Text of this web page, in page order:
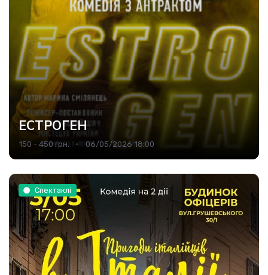
ЕСТРОГЕН
150 - 450 грн. 06/05/2026 18:00
Спектаклі